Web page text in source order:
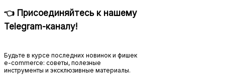
👈 Присоединяйтесь к нашему
Telegram-каналу!
Будьте в курсе последних новинок и фишек
e-commerce: советы, полезные
инструменты и эксклюзивные материалы.